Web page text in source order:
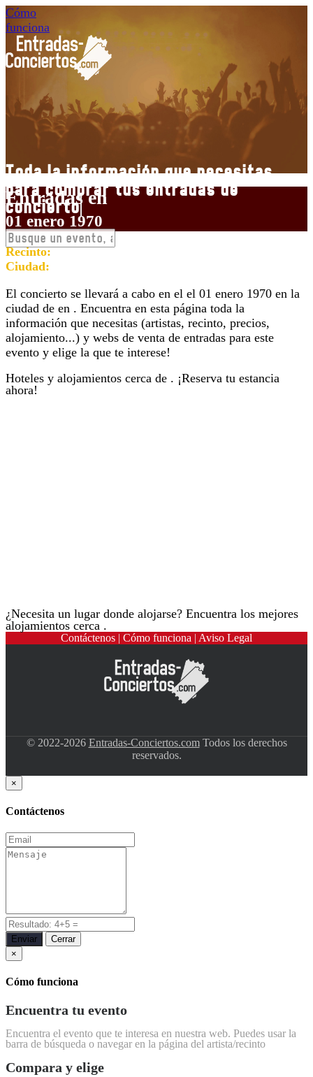
Cómo
funciona
Toda la información que necesitas
para comprar tus entradas deconcier
Entradas en
01 enero 1970
Recinto:
Ciudad:
El concierto se llevará a cabo en el el 01 enero 1970 en la
ciudad de en . Encuentra en esta página toda la
información que necesitas (artistas, recinto, precios,
alojamiento...) y webs de venta de entradas para este
evento y elige la que te interese!
Hoteles y alojamientos cerca de . ¡Reserva tu estancia
ahora!
¿Necesita un lugar donde alojarse? Encuentra los mejores
alojamientos cerca .
Contáctenos | Cómo funciona | Aviso Legal
© 2022-2026 Entradas-Conciertos.comTodos los derechos
reservados.
×
Contáctenos
Enviar
Cerrar
×
Cómo funciona
Encuentra tu evento
Encuentra el evento que te interesa en nuestra web. Puedes usar la
barra de búsqueda o navegar en la página del artista/recinto
Compara y elige